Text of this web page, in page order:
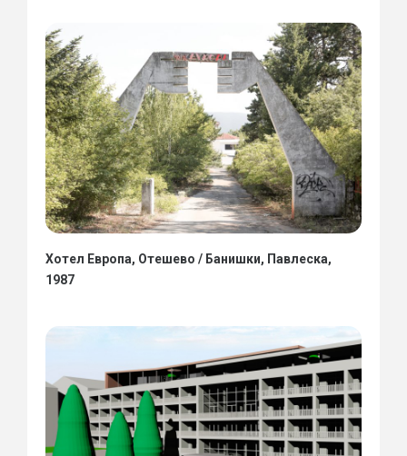
Хотел Европа, Отешево / Банишки, Павлеска,
1987